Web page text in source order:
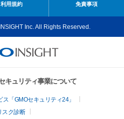
利用規約 免責事項
Inc. All Rights Reserved.
キュリティ事業について
「GMOセキュリティ24」
スク診断